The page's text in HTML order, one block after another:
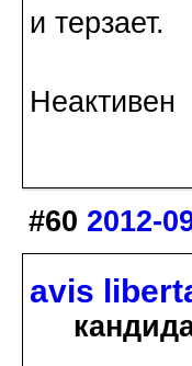
и терзает.
Неактивен
#60 2012-
avis